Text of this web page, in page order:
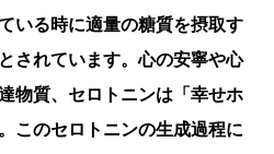
いる時に適量の糖質を摂取す
されています。心の安寧や心
物質、セロトニンは「幸せホ
このセロトニンの生成過程に